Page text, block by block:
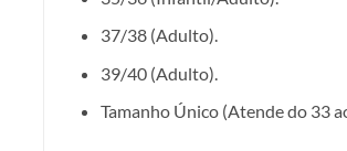
37/38 (Adulto).
39/40 (Adulto).
Tamanho Único (Atende do 33